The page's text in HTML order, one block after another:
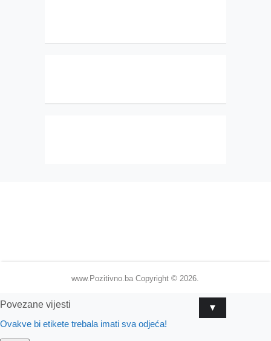
www.Pozitivno.ba Copyright © 2026.
▼
Povezane vijesti
Ovakve bi etikete trebala imati sva odjeća!